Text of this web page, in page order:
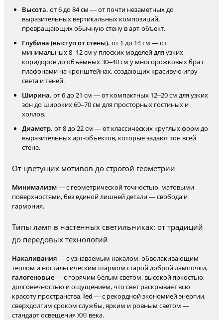
Высота. от 6 до 84 см — от почти незаметных до
выразительных вертикальных композиций,
превращающих обычную стену в арт-объект.
Глубина (выступ от стены). от 1 до 14 см — от
минимальных 8–12 см у плоских моделей для узких
коридоров до объёмных 30–40 см у многорожковых бра с
плафонами на кронштейнах, создающих красивую игру
света и теней.
Ширина. от 6 до 21 см — от компактных 12–20 см для узких
зон до широких 60–70 см для просторных гостиных и
холлов.
Диаметр. от 8 до 22 см — от классических круглых форм до
выразительных арт-объектов, которые задают тон всей
стене.
От цветущих мотивов до строгой геометрии
Минимализм— с геометрической точностью, матовыми
поверхностями, без единой лишней детали — свобода и
гармония.
Типы ламп в настенных светильниках: от традиций
до передовых технологий
Накаливания— с узнаваемым накалом, обволакивающим
теплом и ностальгическим шармом старой доброй лампочки,
галогеновые— с горячим белым светом, высокой яркостью,
долговечностью и ощущением, что свет раскрывает всю
красоту пространства, led — с рекордной экономией энергии,
сверхдолгим сроком службы, ярким и ровным светом —
стандарт освещения XXI века.